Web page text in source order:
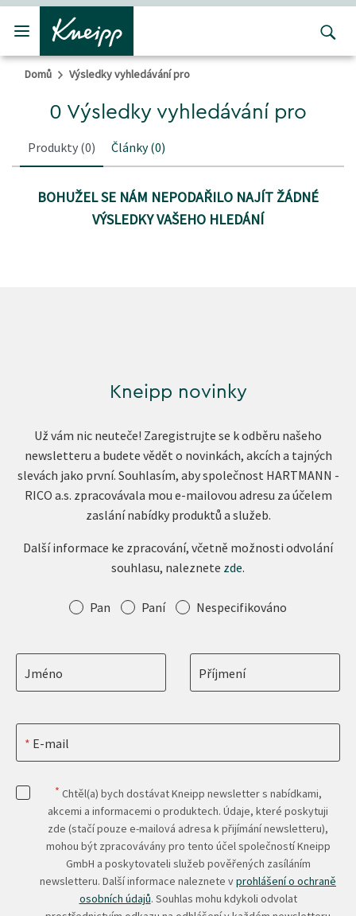
Přejít na hlavní obsah
Přejít na obsah patičky
Domů Výsledky vyhledávání pro
0 Výsledky vyhledávání pro
Produkty (0) Články(0)
BOHUŽEL SE NÁM NEPODAŘILO NAJÍT ŽÁDNÉ
VÝSLEDKY VAŠEHO HLEDÁNÍ
Kneipp novinky
Už vám nic neuteče! Zaregistrujte se k odběru našeho
newsletteru a budete vědět o novinkách, akcích a tajných
slevách jako první. Souhlasím, aby společnost HARTMANN -
RICO a.s. zpracovávala mou e-mailovou adresu za účelem
zaslání nabídky produktů a služeb.
Další informace ke zpracování, včetně možnosti odvolání
souhlasu, naleznete zde.
Oslovení Pan Paní Nespecifikováno
Jméno Příjmení
E-mail
* Chtěl(a) bych dostávat Kneipp newsletter s nabídkami,
akcemi a informacemi o produktech. Údaje, které poskytuji
zde (stačí pouze e-mailová adresa k přijímání newsletteru),
mohou být zpracovávány pro tento účel společností Kneipp
GmbH a poskytovateli služeb pověřených zasíláním
newsletteru. Další informace naleznete vprohlášení o ochraně
osobních údajů. Souhlas mohu kdykoli odvolat